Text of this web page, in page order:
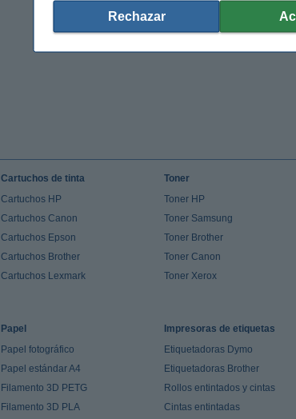
Cartuchos de tinta
Cartuchos HP
Cartuchos Canon
Cartuchos Epson
Cartuchos Brother
Cartuchos Lexmark
Toner
Toner HP
Toner Samsung
Toner Brother
Toner Canon
Toner Xerox
Papel
Papel fotográfico
Papel estándar A4
Filamento 3D PETG
Filamento 3D PLA
Impresoras de etiquetas
Etiquetadoras Dymo
Etiquetadoras Brother
Rollos entintados y cintas
Cintas entintadas
Rechazar